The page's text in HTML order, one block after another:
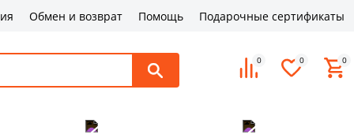
Обмен и возврат Помощь Подарочные сертификаты
0 0 0